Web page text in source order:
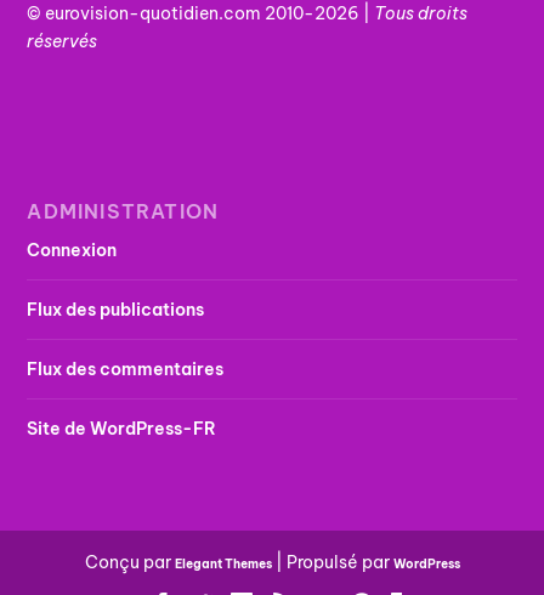
© eurovision-quotidien.com 2010-2026 | Tousdroits
réservés
ADMINISTRATION
Connexion
Flux des publications
Flux des commentaires
Site de WordPress-FR
Conçu par Elegant Themes| Propulsé par WordPress